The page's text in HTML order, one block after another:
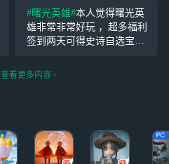
你的战力英雄？
晒出你的英雄战
绩，来一决高下
吧！ 活动时间：9.
#曙光英雄#本人觉得曙光英
雄非常非常好玩 ，超多福利
签到两天可得史诗自选宝箱
不敢想象是原皮 ，而且每次
看更多内容